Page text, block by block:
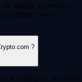
de trading, recherchez
confirmez votre
?
le trading de SPX6900.